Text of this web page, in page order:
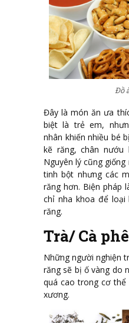
Đồ
Đây là món ăn ưa
biệt là trẻ em,
nhân khiến nhiều bé
kẽ răng, chân nướu
Nguyên lý cũng
tinh bột nhưng các
răng hơn. Biện pháp
chỉ nha khoa để loại
răng.
Trà/ Cà
Những người nghiện
răng sẽ bị ố vàng do
quá cao trong cơ thể
xương.